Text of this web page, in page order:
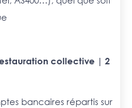
collective | 2
bancaires répartis sur